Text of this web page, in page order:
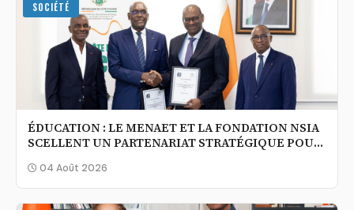
SOCIÉTÉ
ÉDUCATION : LE MENAET ET LA FONDATION NSIA
SCELLENT UN PARTENARIAT STRATÉGIQUE POUR
04 Août 2026